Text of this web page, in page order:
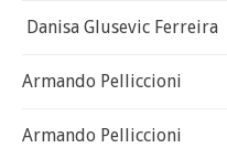
Danisa Glusevic Ferreira
Armando Pelliccioni
Armando Pelliccioni